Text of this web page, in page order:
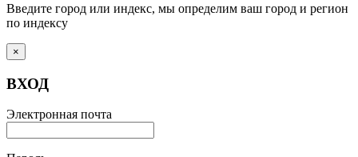
Введите город или индекс, мы определим ваш город и регион
по индексу
×
ВХОД
Электронная почта